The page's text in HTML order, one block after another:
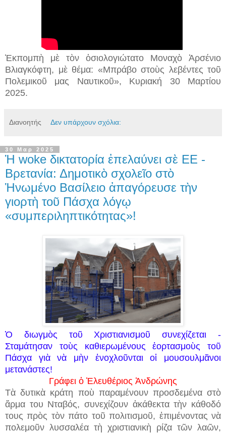
Ἐκπομπὴ μὲ τὸν ὁσιολογιώτατο Μοναχὸ Ἀρσένιο
Βλιαγκόφτη, μὲ θέμα: «Μπράβο στοὺς λεβέντες τοῦ
Πολεμικοῦ μας Ναυτικοῦ», Κυριακή 30 Μαρτίου
2025.
Διανοητής Δεν υπάρχουν σχόλια:
30 Μαρ 2025
Ἡ woke δικτατορία ἐπελαύνει σὲ ΕΕ -
Βρετανία: Δημοτικὸ σχολεῖο στὸ
Ἡνωμένο Βασίλειο ἀπαγόρευσε τὴν
γιορτὴ τοῦ Πάσχα λόγῳ
«συμπεριληπτικότητας»!
Ὁ διωγμὸς τοῦ Χριστιανισμοῦ συνεχίζεται -
Σταμάτησαν τοὺς καθιερωμένους ἑορτασμοὺς τοῦ
Πάσχα γιὰ νὰ μὴν ἐνοχλοῦνται οἱ μουσουλμᾶνοι
μετανάστες!
Γράφει ὁ Ἐλευθέριος Ἀνδρώνης
Τὰ δυτικὰ κράτη ποὺ παραμένουν προσδεμένα στὸ
ἅρμα του Νταβός, συνεχίζουν ἀκάθεκτα τὴν κάθοδό
τους πρὸς τὸν πάτο τοῦ πολιτισμοῦ, ἐπιμένοντας νὰ
πολεμοῦν λυσσαλέα τὴ χριστιανικὴ ρίζα τῶν λαῶν,